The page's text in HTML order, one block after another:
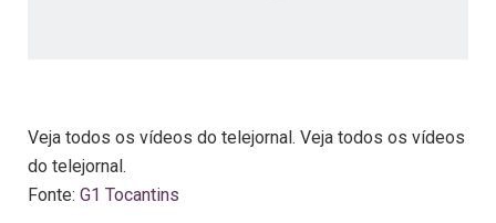
Veja todos os vídeos do telejornal. Veja todos os vídeos
do telejornal.
Fonte: G1 Tocantins